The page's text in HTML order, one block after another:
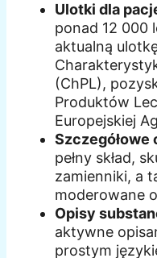
Ulotki dla
ponad 12 000
aktualną
(ChPL),
Produktów
Europejskiej
Szczegółowe
pełny skład,
zamienniki, a
moderowane
Opisy
aktywne
prostym